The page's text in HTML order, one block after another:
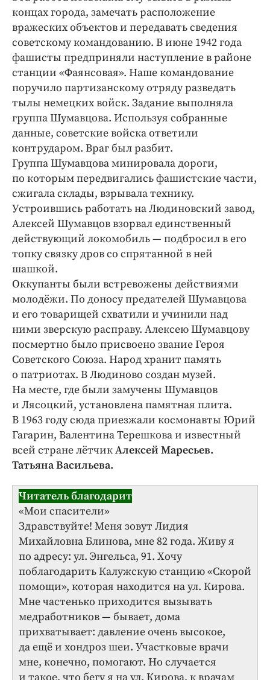
концах города, замечать расположение
вражеских объектов и передавать сведения
советскому командованию. В июне 1942 года
фашисты предприняли наступление в районе
станции «Фаянсовая». Наше командование
поручило партизанскому отряду разведать
тылы немецких войск. Задание выполняла
группа Шумавцова. Используя собранные
данные, советские войска ответили
контрударом. Враг был разбит.
Группа Шумавцова минировала дороги,
по которым передвигались фашистские части,
сжигала склады, взрывала технику.
Устроившись работать на Людиновский завод,
Алексей Шумавцов взорвал единственный
действующий локомобиль — подбросил в его
топку связку дров со спрятанной в ней
шашкой.
Оккупанты были встревожены действиями
молодёжи. По доносу предателей Шумавцова
и его товарищей схватили и учинили над
ними зверскую расправу. Алексею Шумавцову
посмертно было присвоено звание Героя
Советского Союза. Народ хранит память
о патриотах. В Людиново создан музей.
На месте, где были замучены Шумавцов
и Лясоцкий, установлена памятная плита.
В 1963 году сюда приезжали космонавты Юрий
Гагарин, Валентина Терешкова и известный
всей стране лётчикАлексей Маресьев.
Татьяна Васильева.
Читатель благодарит
«Мои спасители»
Здравствуйте! Меня зовут Лидия
Михайловна Блинова, мне 82 года. Живу я
по адресу: ул. Энгельса, 91. Хочу
поблагодарить Калужскую станцию «Скорой
помощи», которая находится на ул. Кирова.
Мне частенько приходится вызывать
медработников — бывает, дома
прихватывает: давление очень высокое,
да ещё и хондроз шеи. Участковые врачи
мне, конечно, помогают. Но случается
и такое, что бегу я на ул. Кирова, к врачам